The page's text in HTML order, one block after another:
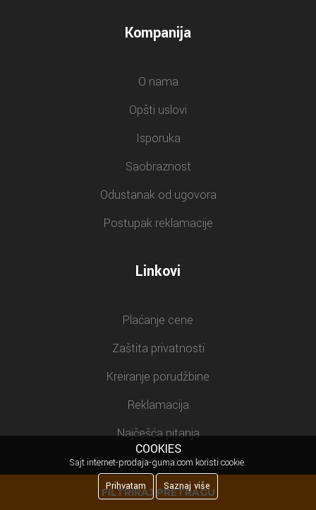
FILTRIRAJ PRETRAGU
Kompanija
O nama
Opšti uslovi
Isporuka
Saobraznost
Odustanak od ugovora
Postupak reklamacije
Linkovi
Plaćanje cene
Zaštita privatnosti
Kreiranje porudžbine
Reklamacija
Najčešća pitanja
Obaveštenje o privatnosti
COOKIES
Sajt internet-prodaja-guma.com koristi cookie.
Prihvatam
Saznaj više